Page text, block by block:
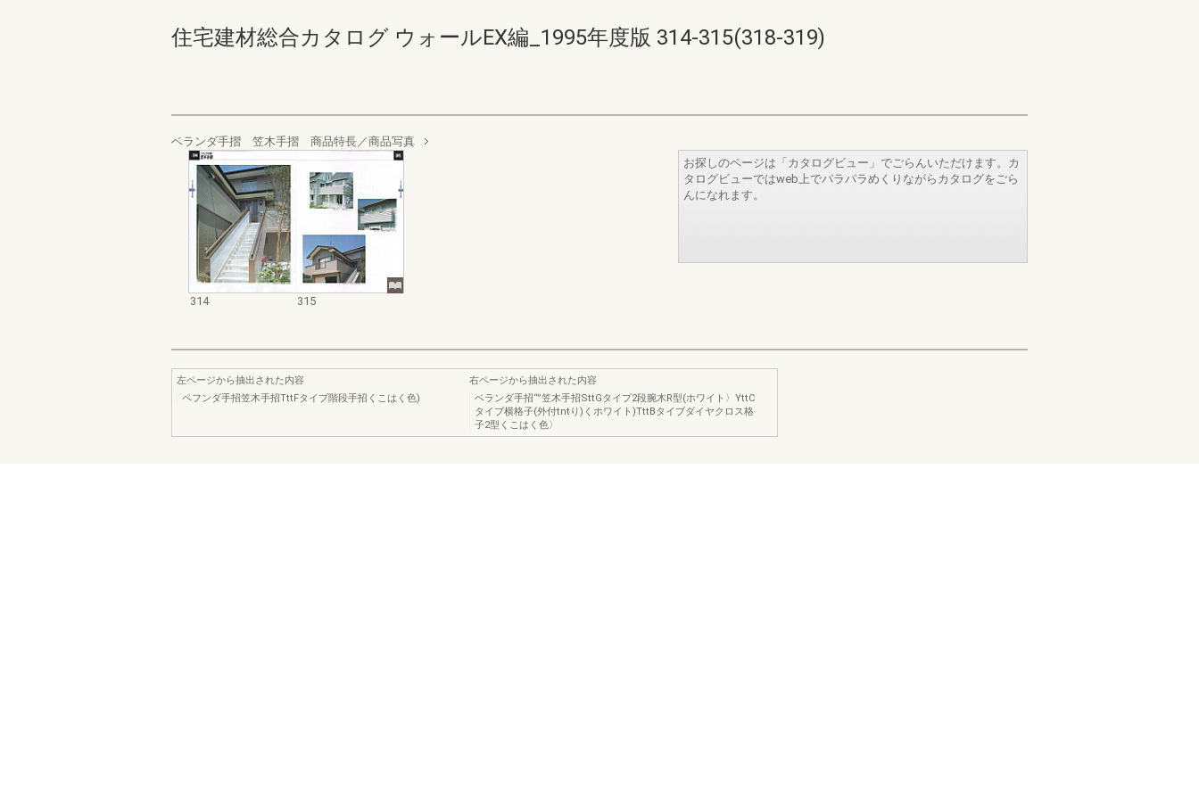
住宅建材総合カタログ ウォールEX編_1995年度版 314-315(318-319)
ベランダ手摺 笠木手摺 商品特長／商品写真
314 315
お探しのページは「カタログビュー」でごらんいただけます。カ
タログビューではweb上でパラパラめくりながらカタログをごら
んになれます。
左ページから抽出された内容
ペフンダ手招笠木手招TttFタイブ階段手招くこはく色)
右ページから抽出された内容
ベランダ手招“”笠木手招SttGタイプ2段腕木R型(ホワイト〉YttC
タイブ横格子(外付tntり)くホワイト)TttBタイブダイヤクロス格
子2型くこはく色〉